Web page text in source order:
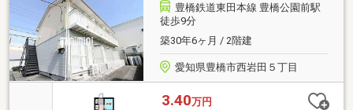
豊橋鉄道東田本線 豊橋公園前駅
徒歩9分
築30年6ヶ月 / 2階建
愛知県豊橋市西岩田５丁目
3.40万円